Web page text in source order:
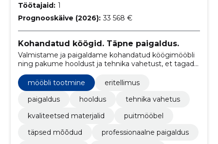
Töötajaid: 1
Prognooskäive (2026): 33 568 €
Kohandatud köögid. Täpne paigaldus.
Valmistame ja paigaldame kohandatud köögimööbli
ning pakume hooldust ja tehnika vahetust, et tagada
täpne paigaldus ja pikem kasutusiga. Tuginedes üle
25 aasta kogemusele.
mööbli tootmine
eritellimus
paigaldus
hooldus
tehnika vahetus
kvaliteetsed materjalid
puitmööbel
täpsed mõõdud
professionaalne paigaldus